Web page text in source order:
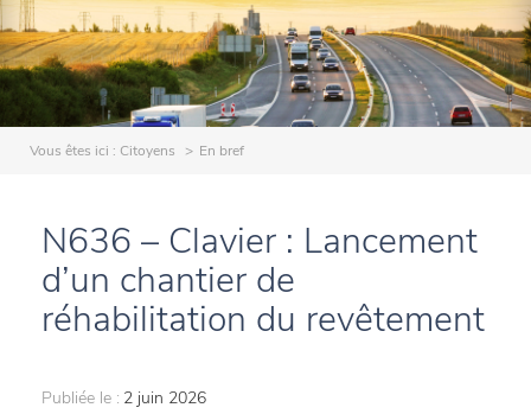
Vous êtes ici : Citoyens En bref
N636 – Clavier : Lancement
d’un chantier de
réhabilitation du revêtement
Publiée le : 2 juin 2026